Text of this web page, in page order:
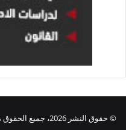
© حقوق النشر